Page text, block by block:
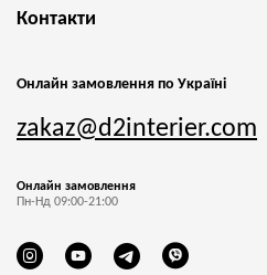
Контакти
Онлайн замовлення по Україні
zakaz@d2interier.com
Онлайн замовлення
Пн-Нд 09:00-21:00